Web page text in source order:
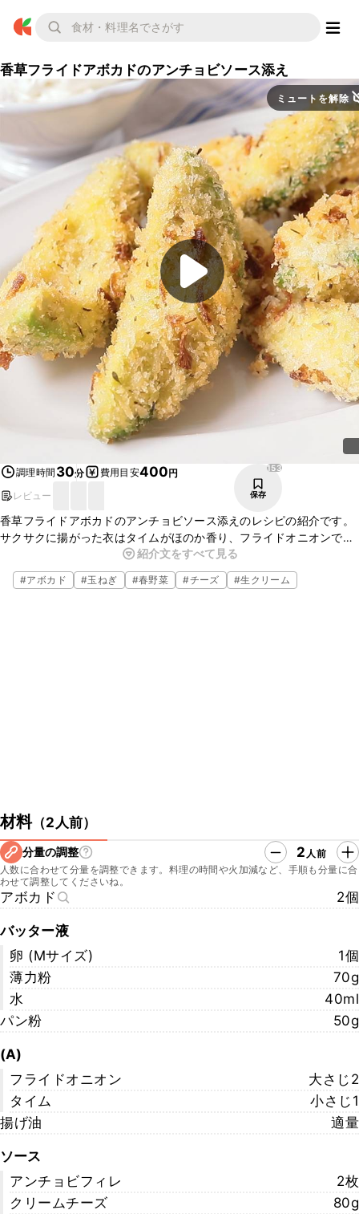
香草フライドアボカドのアンチョビソース添え
ミュートを解除
調理時間 30分 費用目安400円
レビュー
153
保存
香草フライドアボカドのアンチョビソース添えのレシピの紹介です。
サクサクに揚がった衣はタイムがほのか香り、フライドオニオンで甘
みのある味わいに仕上がっています。爽やかでクリーミーなソースが
くせになること間違いなしです。おつまみにもおすすめの一品です。
紹介文をすべて見る
#アボカド #玉ねぎ #春野菜 #チーズ #生クリーム
材料（2人前）
分量の調整 2 人前
人数に合わせて分量を調整できます。料理の時間や火加減など、手順も分量に合
わせて調整してくださいね。
アボカド 2個
バッター液
卵 (Mサイズ)
1個
薄力粉
70g
水
40ml
パン粉
50g
(A)
フライドオニオン
大さじ2
タイム
小さじ1
揚げ油
適量
ソース
アンチョビフィレ
2枚
クリームチーズ
80g